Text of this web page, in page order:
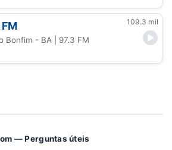
109.3 mil
Bonfim - BA | 97.3 FM
— Perguntas úteis